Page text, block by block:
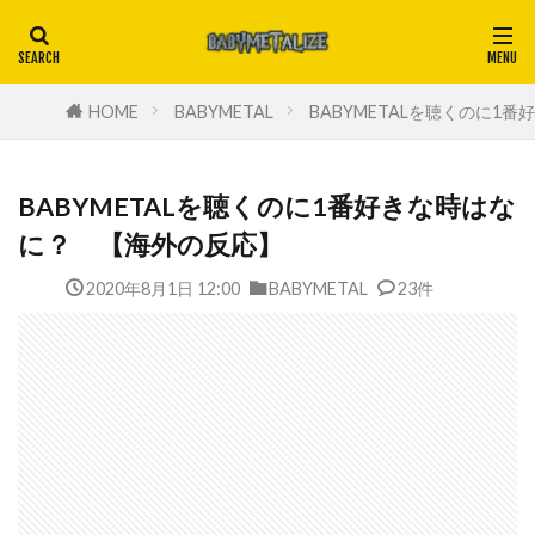
HOME BABYMETAL BABYMETALを聴くのに1番
BABYMETALを聴くのに1番好きな時はな
に？ 【海外の反応】
2020年8月1日 12:00 BABYMETAL 23件